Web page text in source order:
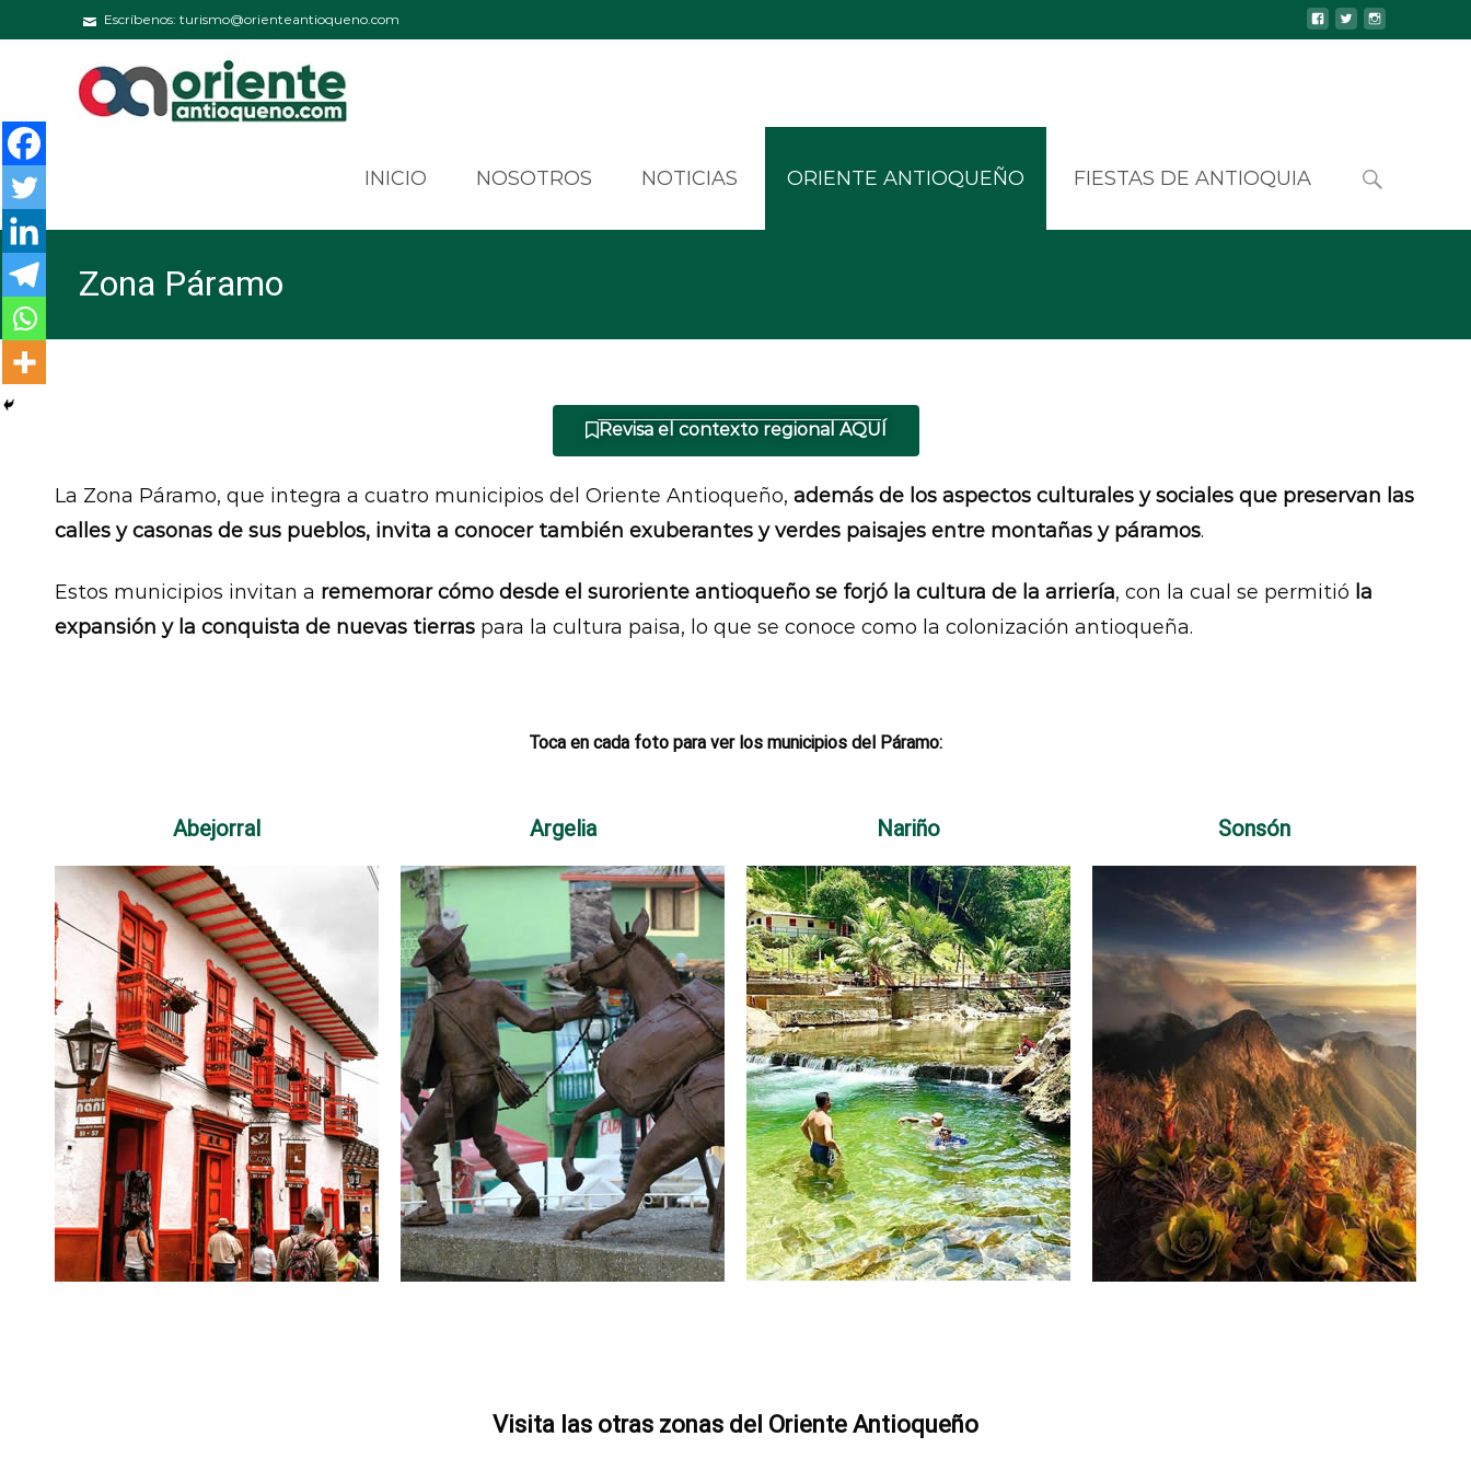
Escríbenos: turismo@orienteantioqueno.com
INICIO NOSOTROS NOTICIAS ORIENTE ANTIOQUEÑO FIESTAS DE ANTIOQUIA
Zona Páramo
Revisa el contexto regional AQUÍ
La Zona Páramo, que integra a cuatro municipios del Oriente Antioqueño, además de los aspectos culturales y sociales que preservan las
calles y casonas de sus pueblos, invita a conocer también exuberantes y verdes paisajes entre montañas y páramos.
Estos municipios invitan a rememorar cómo desde el suroriente antioqueño se forjó la cultura de la arriería, con la cual se permitió la
expansión y la conquista de nuevas tierras para la cultura paisa, lo que se conoce como la colonización antioqueña.
Toca en cada foto para ver los municipiosdel Páramo:
Abejorral Argelia Nariño Sonsón
Visita las otras zonas del Oriente Antioqueño